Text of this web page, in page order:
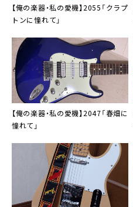
【俺の楽器・私の愛機】2055「クラプ
トンに憧れて」
【俺の楽器・私の愛機】2047「春畑に
憧れて」